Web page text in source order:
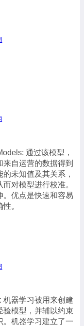
通过该模型，
自运营的数据得到
未知值及其关系，
对模型进行校准。
。优点是快速和容易
。
机器学习被用来创建
验模型，并辅以约束
。机器学习建立了一